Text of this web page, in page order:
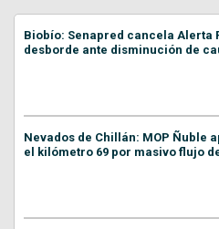
Biobío: Senapred cancela Alerta
desborde ante disminución de
Nevados de Chillán: MOP Ñuble
el kilómetro 69 por masivo flujo